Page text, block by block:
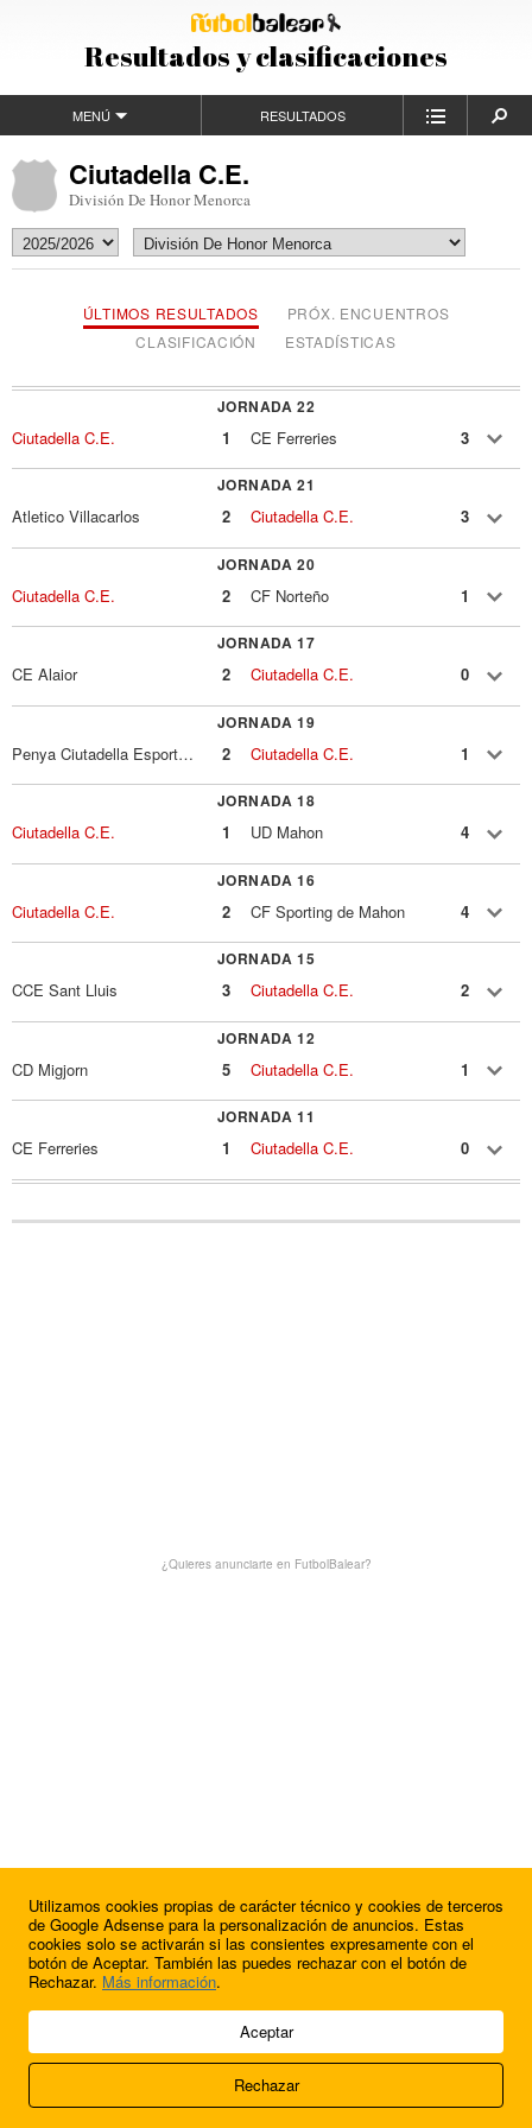
Resultados y clasificaciones
MENÚ RESULTADOS
Ciutadella C.E.
División De Honor Menorca
ÚLTIMOS RESULTADOS
PRÓX. ENCUENTROS
CLASIFICACIÓN
ESTADÍSTICAS
JORNADA 22
Ciutadella C.E. 1 CE Ferreries 3
JORNADA 21
Atletico Villacarlos 2 Ciutadella C.E. 3
JORNADA 20
Ciutadella C.E. 2 CF Norteño 1
JORNADA 17
CE Alaior 2 Ciutadella C.E. 0
JORNADA 19
Penya Ciutadella Esportiva 2 Ciutadella C.E. 1
JORNADA 18
Ciutadella C.E. 1 UD Mahon 4
JORNADA 16
Ciutadella C.E. 2 CF Sporting de Mahon 4
JORNADA 15
CCE Sant Lluis 3 Ciutadella C.E. 2
JORNADA 12
CD Migjorn 5 Ciutadella C.E. 1
JORNADA 11
CE Ferreries 1 Ciutadella C.E. 0
¿Quieres anunciarte en FutbolBalear?
¿Quieres anunciarte en FutbolBalear?
© 2009 - 2026 Soluciones Corporativas IP, SL.
Acerca de nosotros
FútbolBalear
Utilizamos cookies propias de carácter técnico y cookies de terceros
de Google Adsense para la personalización de anuncios. Estas
cookies solo se activarán si las consientes expresamente con el
botón de Aceptar. También las puedes rechazar con el botón de
Rechazar. Más información.
Aceptar
Rechazar